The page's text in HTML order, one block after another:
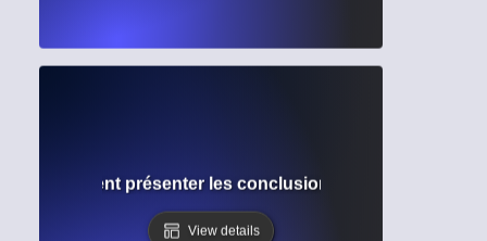
: Comment présenter les conclusions dans les articles
View details